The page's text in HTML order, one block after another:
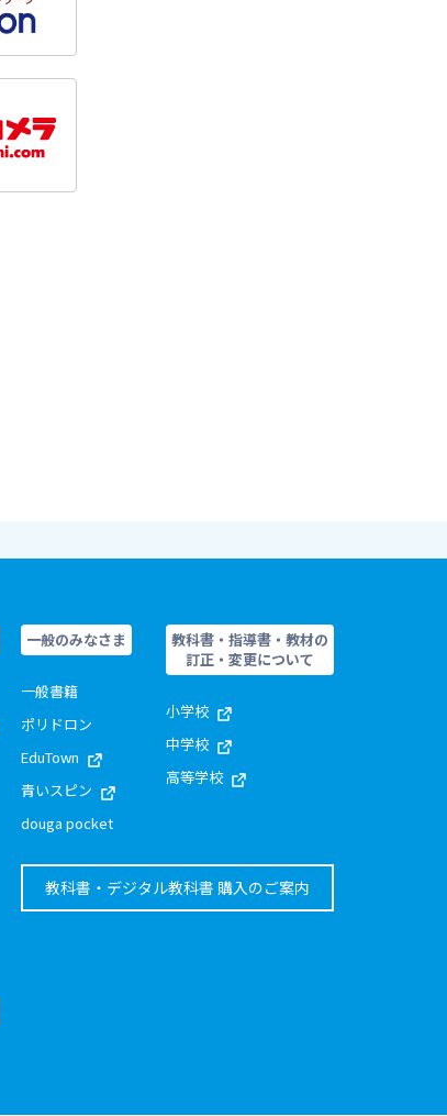
一般のみなさま
一般書籍
ポリドロン
EduTown
青いスピン
douga pocket
教科書・指導書・教材の
訂正・変更について
小学校
中学校
高等学校
教科書・デジタル教科書 購入のご案内